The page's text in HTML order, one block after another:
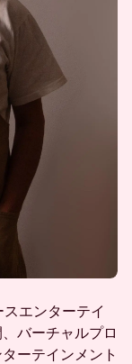
エンターテイ
バーチャルプロ
ーテインメント